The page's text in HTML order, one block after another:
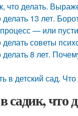
что делать.
13 лет.
— или
делать советы
делать 8 лет.
в детский сад. Что
садик,